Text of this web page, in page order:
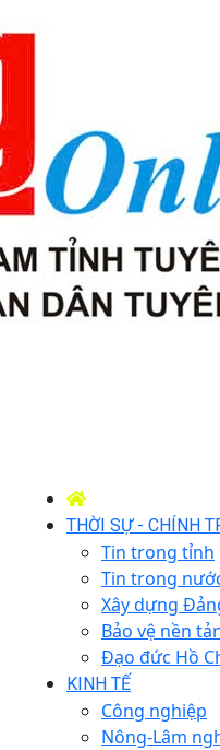
THỜI SỰ - CHÍNH
Tin trong tỉnh
Tin trong
Xây dựng
Bảo vệ nền
Đạo đức Hồ
KINH TẾ
Công nghiệp
Nông-Lâm